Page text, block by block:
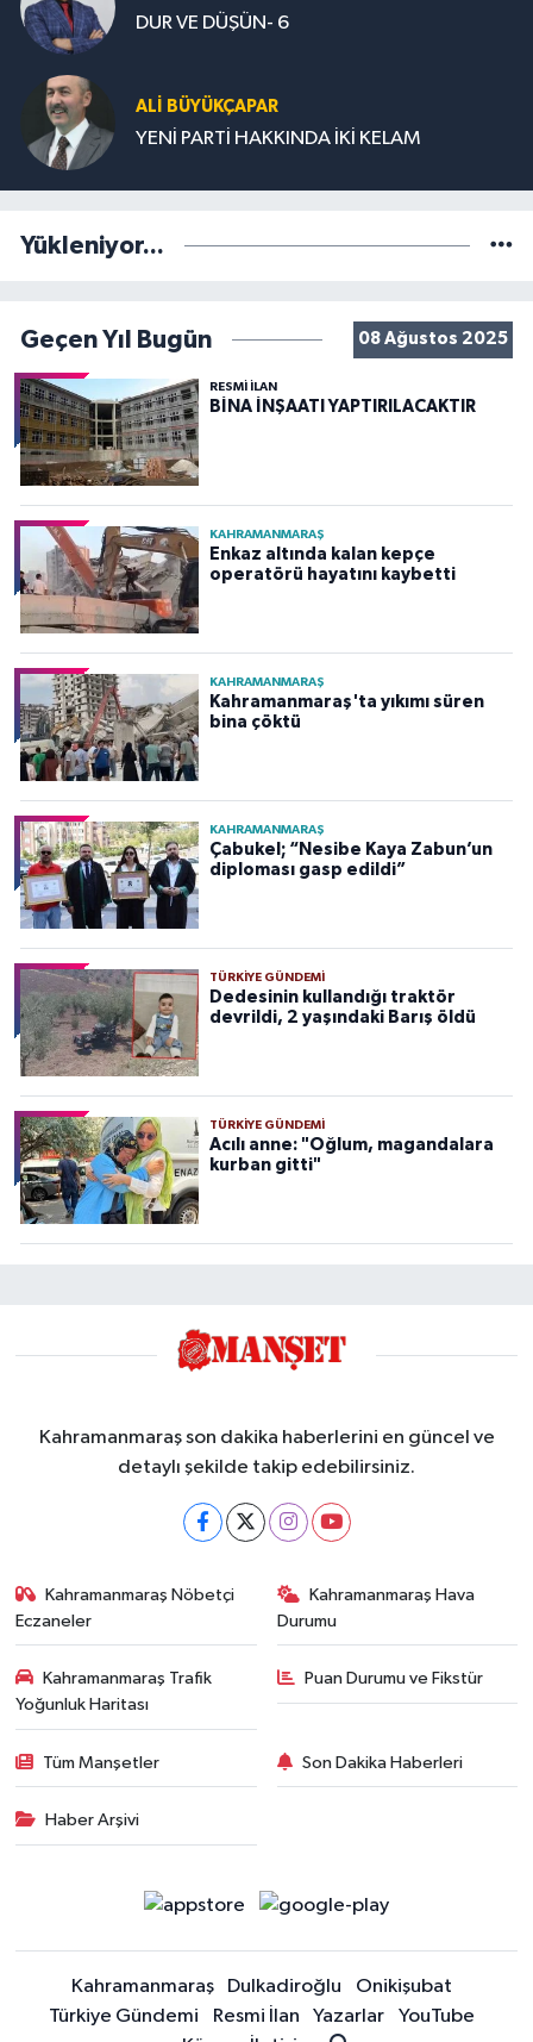
DUR VE DÜŞÜN- 6
ALİ BÜYÜKÇAPAR
YENİ PARTİ HAKKINDA İKİ KELAM
Yükleniyor...
Geçen Yıl Bugün 08 Ağustos 2025
RESMİ İLAN
BİNA İNŞAATI YAPTIRILACAKTIR
KAHRAMANMARAŞ
Enkaz altında kalan kepçe
operatörü hayatını kaybetti
KAHRAMANMARAŞ
Kahramanmaraş'ta yıkımı süren
bina çöktü
KAHRAMANMARAŞ
Çabukel; “Nesibe Kaya Zabun’un
diploması gasp edildi”
TÜRKIYE GÜNDEMI
Dedesinin kullandığı traktör
devrildi, 2 yaşındaki Barış öldü
TÜRKIYE GÜNDEMI
Acılı anne: "Oğlum, magandalara
kurban gitti"
Kahramanmaraş son dakika haberlerini en güncel ve
detaylı şekilde takip edebilirsiniz.
Kahramanmaraş Nöbetçi
Eczaneler
Kahramanmaraş Hava
Durumu
Kahramanmaraş Trafik
Yoğunluk Haritası
Puan Durumu ve Fikstür
Tüm Manşetler Son Dakika Haberleri
Haber Arşivi
Kahramanmaraş Dulkadiroğlu
Onikişubat
Türkiye Gündemi
Resmi İlan Yazarlar
YouTube